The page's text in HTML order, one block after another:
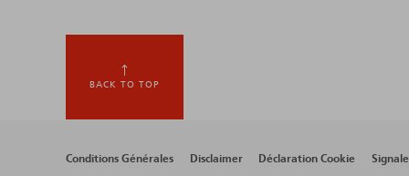
BACK TO TOP
Conditions Générales Disclaimer Déclaration Cookie